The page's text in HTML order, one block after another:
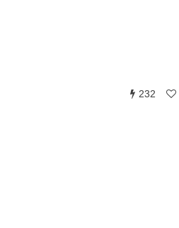
232